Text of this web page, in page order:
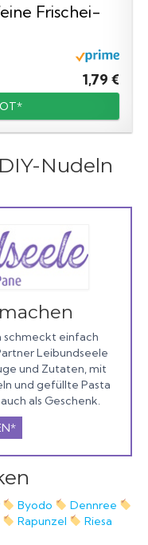
Frischei-
1,79 €
Nudeln
schmeckt einfach
Leibundseele
und Zutaten, mit
und gefüllte Pasta
als Geschenk.
Byodo
Dennree
Rapunzel
Riesa